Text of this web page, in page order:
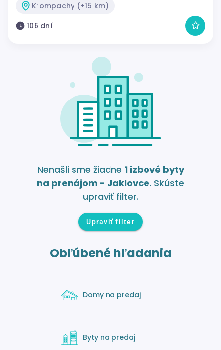
Krompachy (+15 km)
106 dní
Nenašli sme žiadne 1 izbové byty
na prenájom - Jaklovce. Skúste
upraviť filter.
Upraviť filter
Obľúbené hľadania
Domy na predaj
Byty na predaj